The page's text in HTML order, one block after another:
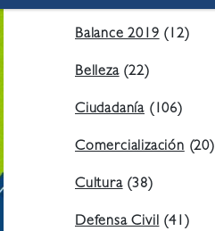
Balance 2019(12)
Belleza(22)
Ciudadanía (106)
Comercialización(20)
Cultura(38)
Defensa Civil(41)